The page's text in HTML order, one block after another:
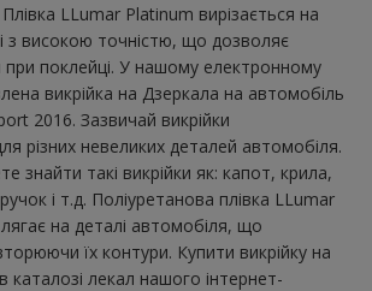
LLumar Platinum вирізається на
з високою точністю, що дозволяє
поклейці. У нашому електронному
​​викрійка на Дзеркала на автомобіль
2016. Зазвичай викрійки
різних невеликих деталей автомобіля.
знайти такі викрійки як: капот, крила,
і т.д. Поліуретанова плівка LLumar
на деталі автомобіля, що
їх контури. Купити викрійку на
лекал нашого інтернет-